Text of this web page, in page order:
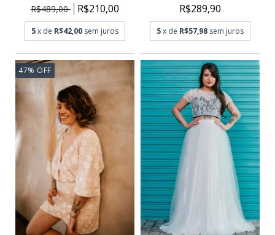
R$489,00
R$210,00
5x de R$42,00 sem juros
R$289,90
5x de R$57,98 sem juros
47% OFF